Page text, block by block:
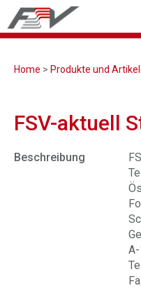
Home > Produkte und
FSV-aktuell
Beschreibung